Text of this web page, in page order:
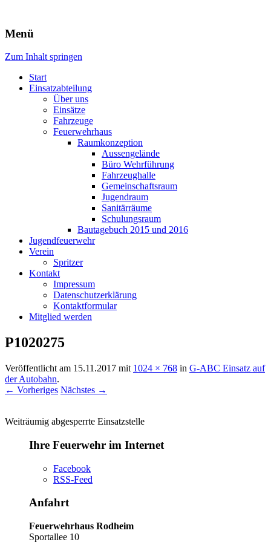
Freiwillige Feuerwehr Rodheim
v.d.H.
Menü
Zum Inhalt springen
Start
Einsatzabteilung
Über uns
Einsätze
Fahrzeuge
Feuerwehrhaus
Raumkonzeption
Aussengelände
Büro Wehrführung
Fahrzeughalle
Gemeinschaftsraum
Jugendraum
Sanitärräume
Schulungsraum
Bautagebuch 2015 und 2016
Jugendfeuerwehr
Verein
Spritzer
Kontakt
Impressum
Datenschutzerklärung
Kontaktformular
Mitglied werden
P1020275
Veröffentlicht am 15.11.2017 mit 1024 × 768 in G-ABC Einsatz auf
der Autobahn.
← Vorheriges Nächstes →
Weiträumig abgesperrte Einsatzstelle
Ihre Feuerwehr im Internet
Facebook
RSS-Feed
Anfahrt
Feuerwehrhaus Rodheim
Sportallee 10